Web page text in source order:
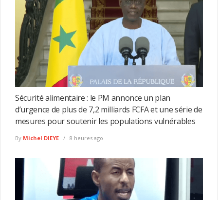
Sécurité alimentaire : le PM annonce un plan
d’urgence de plus de 7,2 milliards FCFA et une série de
mesures pour soutenir les populations vulnérables
By Michel DIEYE 8 heures ago